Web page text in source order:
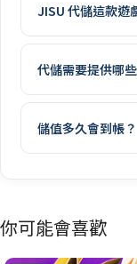
JISU 代儲這款遊
代儲需要提供哪
儲值多久會到帳？
你可能會喜歡